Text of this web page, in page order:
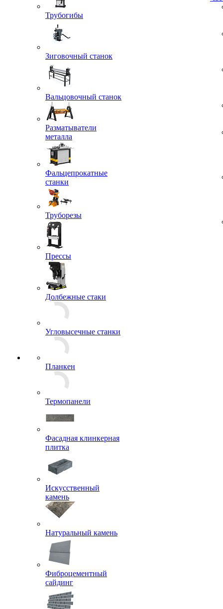
Трубогибы
Зиговочный станок
Вальцовочный станок
Разматыватели
металла
Фальцепрокатные
станки
Труборезы
Прессы
Долбежные стаки
Угловысечные станки
Планкен
Термопанели
плитка
Искусственный
камень
Натуральный камень
Фиброцементный
сайдинг